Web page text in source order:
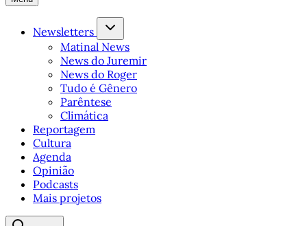
Newsletters
Matinal News
News do Juremir
News do Roger
Tudo é Gênero
Parêntese
Climática
Reportagem
Cultura
Agenda
Opinião
Podcasts
Mais projetos